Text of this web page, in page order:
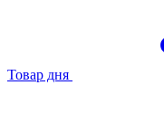
Товар дня